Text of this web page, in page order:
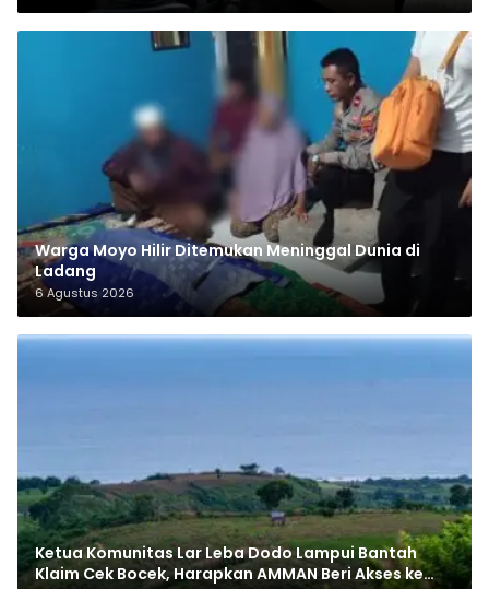
Warga Moyo Hilir Ditemukan Meninggal Dunia di
Ladang
6 Agustus 2026
Ketua Komunitas Lar Leba Dodo Lampui Bantah
Klaim Cek Bocek, Harapkan AMMAN Beri Akses ke